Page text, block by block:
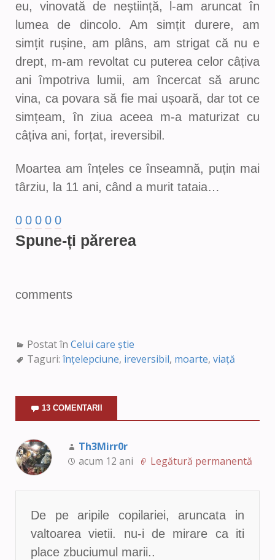
eu, vinovată de neștiință, l-am aruncat în
lumea de dincolo. Am simțit durere, am
simțit rușine, am plâns, am strigat că nu e
drept, m-am revoltat cu puterea celor câțiva
ani împotriva lumii, am încercat să arunc
vina, ca povara să fie mai ușoară, dar tot ce
simțeam, în ziua aceea m-a maturizat cu
câțiva ani, forțat, ireversibil.
Moartea am înțeles ce înseamnă, puțin mai
târziu, la 11 ani, când a murit tataia…
0 0 0 0 0
Spune-ți părerea
comments
Postat în Celui care știe
Taguri: înțelepciune, ireversibil, moarte, viață
13 COMENTARII
Th3Mirr0r
acum 12 ani
Legătură permanentă
De pe aripile copilariei, aruncata in
valtoarea vietii. nu-i de mirare ca iti
place zbuciumul marii..